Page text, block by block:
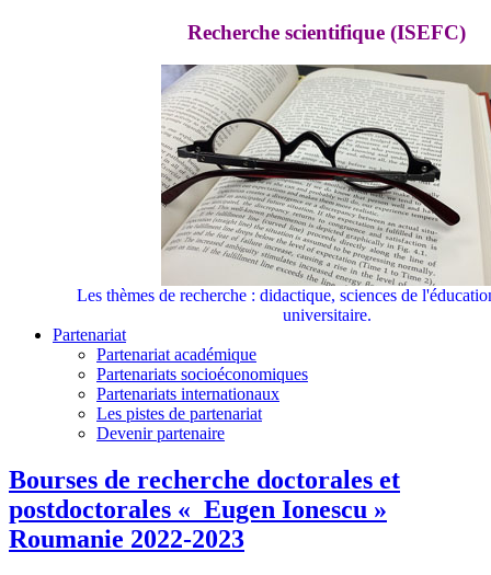
Recherche scientifique (ISEFC)
Les thèmes de recherche : didactique, sciences de
universitaire.
Partenariat
Partenariat académique
Partenariats socioéconomiques
Partenariats internationaux
Les pistes de partenariat
Devenir partenaire
Bourses de recherche doctorales et
postdoctorales « Eugen Ionescu »
Roumanie 2022-2023